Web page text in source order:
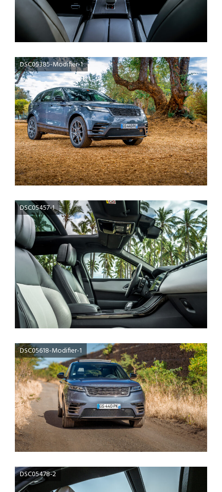
DSC05385-Modifier-1
DSC05457-1
DSC05618-Modifier-1
DSC05478-2